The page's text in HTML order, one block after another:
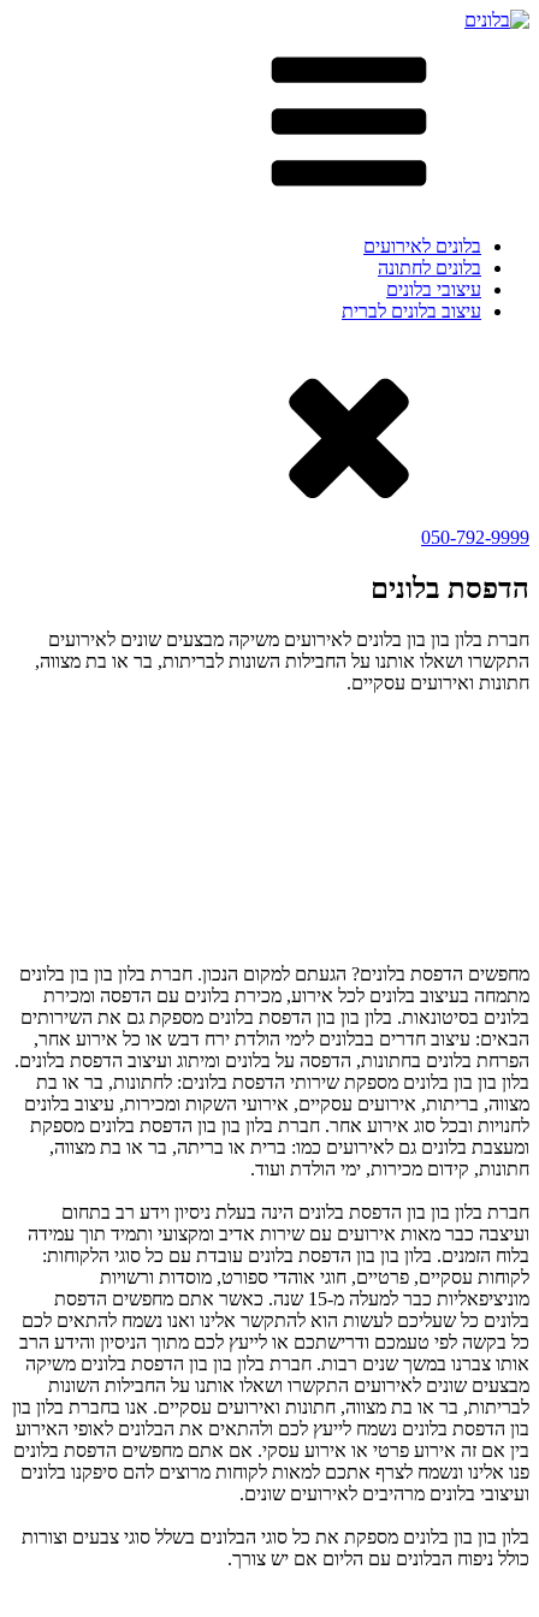
בלונים לאירועים
בלונים לחתונה
עיצובי בלונים
עיצוב בלונים לברית
050-792-9999
הדפסת בלונים
חברת בלון בון בון בלונים לאירועים משיקה מבצעים שונים לאירועים
התקשרו ושאלו אותנו על החבילות השונות לבריתות, בר או בת מצווה,
חתונות ואירועים עסקיים.
מחפשים הדפסת בלונים? הגעתם למקום הנכון. חברת בלון בון בון בלונים
מתמחה בעיצוב בלונים לכל אירוע, מכירת בלונים עם הדפסה ומכירת
בלונים בסיטונאות. בלון בון בון הדפסת בלונים מספקת גם את השירותים
הבאים: עיצוב חדרים בבלונים לימי הולדת ירח דבש או כל אירוע אחר,
הפרחת בלונים בחתונות, הדפסה על בלונים ומיתוג ועיצוב הדפסת בלונים.
בלון בון בון בלונים מספקת שירותי הדפסת בלונים: לחתונות, בר או בת
מצווה, בריתות, אירועים עסקיים, אירועי השקות ומכירות, עיצוב בלונים
לחנויות ובכל סוג אירוע אחר. חברת בלון בון בון הדפסת בלונים מספקת
ומעצבת בלונים גם לאירועים כמו: ברית או בריתה, בר או בת מצווה,
חתונות, קידום מכירות, ימי הולדת ועוד.
חברת בלון בון בון הדפסת בלונים הינה בעלת ניסיון וידע רב בתחום
ועיצבה כבר מאות אירועים עם שירות אדיב ומקצועי ותמיד תוך עמידה
בלוח הזמנים. בלון בון בון הדפסת בלונים עובדת עם כל סוגי הלקוחות:
לקוחות עסקיים, פרטיים, חוגי אוהדי ספורט, מוסדות ורשויות
מוניציפאליות כבר למעלה מ-15 שנה. כאשר אתם מחפשים הדפסת
בלונים כל שעליכם לעשות הוא להתקשר אלינו ואנו נשמח להתאים לכם
כל בקשה לפי טעמכם ודרישתכם או לייעץ לכם מתוך הניסיון והידע הרב
אותו צברנו במשך שנים רבות. חברת בלון בון בון הדפסת בלונים משיקה
מבצעים שונים לאירועים התקשרו ושאלו אותנו על החבילות השונות
לבריתות, בר או בת מצווה, חתונות ואירועים עסקיים. אנו בחברת בלון בון
בון הדפסת בלונים נשמח לייעץ לכם ולהתאים את הבלונים לאופי האירוע
בין אם זה אירוע פרטי או אירוע עסקי. אם אתם מחפשים הדפסת בלונים
פנו אלינו ונשמח לצרף אתכם למאות לקוחות מרוצים להם סיפקנו בלונים
ועיצובי בלונים מרהיבים לאירועים שונים.
בלון בון בון בלונים מספקת את כל סוגי הבלונים בשלל סוגי צבעים וצורות
כולל ניפוח הבלונים עם הליום אם יש צורך.